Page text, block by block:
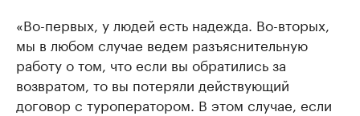
«Во-первых, у людей есть надежда. Во-вторых,
мы в любом случае ведем разъяснительную
работу о том, что если вы обратились за
возвратом, то вы потеряли действующий
договор с туроператором. В этом случае, если